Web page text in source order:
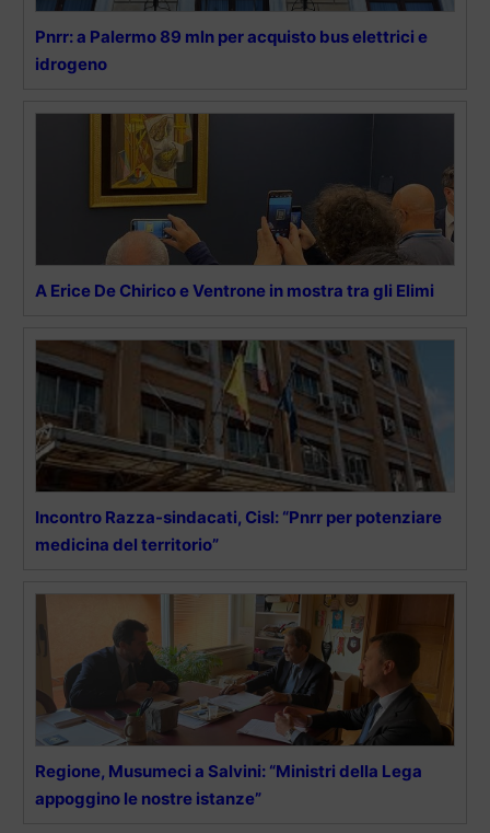
Pnrr: a Palermo 89 mln per acquisto bus elettrici e
idrogeno
A Erice De Chirico e Ventrone in mostra tra gli Elimi
Incontro Razza-sindacati, Cisl: “Pnrr per potenziare
medicina del territorio”
Regione, Musumeci a Salvini: “Ministri della Lega
appoggino le nostre istanze”